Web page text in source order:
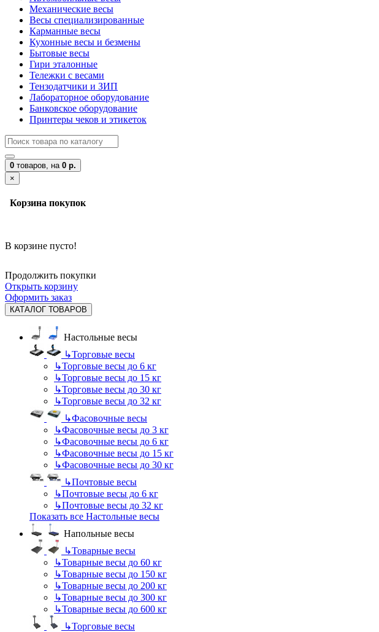
Механические весы
Весы специализированные
Карманные весы
Кухонные весы и безмены
Бытовые весы
Гири эталонные
Тележки с весами
Тензодатчики и ЗИП
Лабораторное оборудование
Банковское оборудование
Принтеры чеков и этикеток
0 товаров, на 0 р.
×
Корзина покупок
В корзине пусто!
Продолжить покупки
Открыть корзину
Оформить заказ
КАТАЛОГ ТОВАРОВ
Настольные весы
↳Торговые весы
↳Торговые весы до 6 кг
↳Торговые весы до 15 кг
↳Торговые весы до 30 кг
↳Торговые весы до 32 кг
↳Фасовочные весы
↳Фасовочные весы до 3 кг
↳Фасовочные весы до 6 кг
↳Фасовочные весы до 15 кг
↳Фасовочные весы до 30 кг
↳Почтовые весы
↳Почтовые весы до 6 кг
↳Почтовые весы до 32 кг
Показать все Настольные весы
Напольные весы
↳Товарные весы
↳Товарные весы до 60 кг
↳Товарные весы до 150 кг
↳Товарные весы до 200 кг
↳Товарные весы до 300 кг
↳Товарные весы до 600 кг
↳Торговые весы